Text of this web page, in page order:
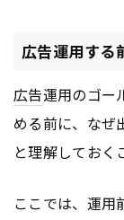
広告運用する
広告運用のゴー
める前に、なぜ
と理解しておく
ここでは、運用